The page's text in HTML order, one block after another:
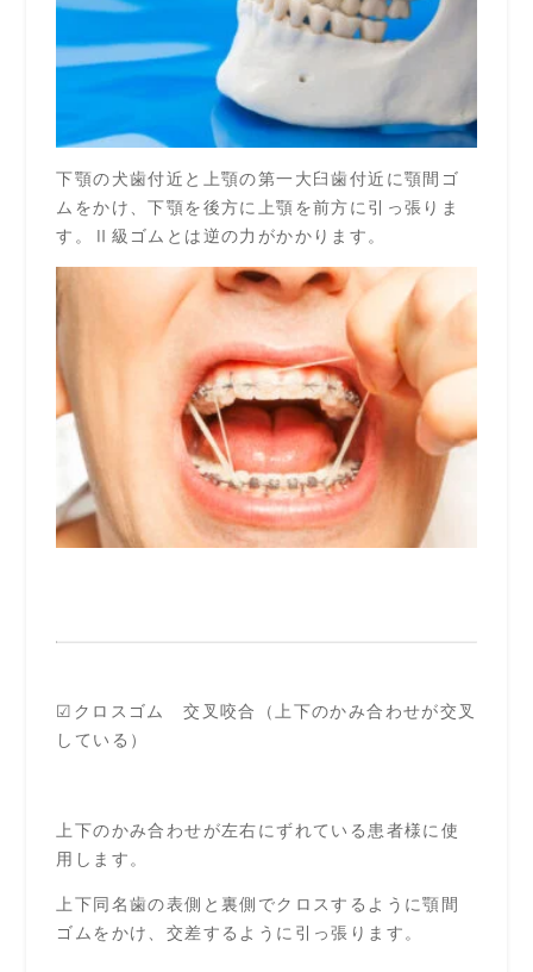
下顎の犬歯付近と上顎の第一大臼歯付近に顎間ゴ
ムをかけ、下顎を後方に上顎を前方に引っ張りま
す。Ⅱ級ゴムとは逆の力がかかります。
☑クロスゴム 交叉咬合（上下のかみ合わせが交叉
している）
上下のかみ合わせが左右にずれている患者様に使
用します。
上下同名歯の表側と裏側でクロスするように顎間
ゴムをかけ、交差するように引っ張ります。